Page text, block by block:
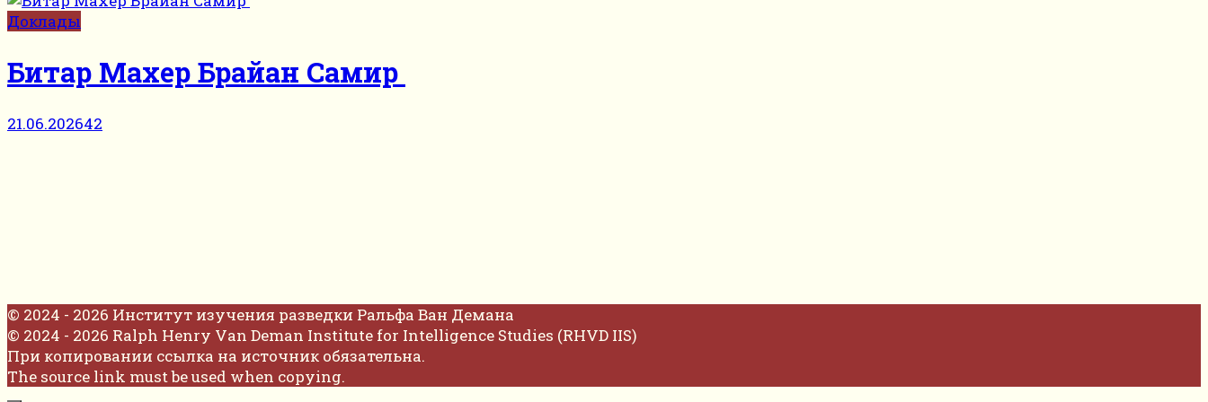
Доклады
Битар Махер Брайан Самир
21.06.202642
© 2024 - 2026 Институт изучения разведки Ральфа Ван Демана
© 2024 - 2026 Ralph Henry Van Deman Institute for Intelligence Studies (RHVD IIS)
При копировании ссылка на источник обязательна.
The source link must be used when copying.